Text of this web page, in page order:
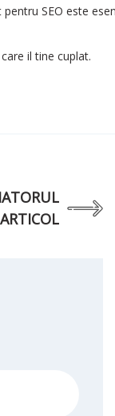
SEO este
il tine cuplat.
ARTICOL